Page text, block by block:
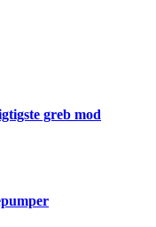
greb mod